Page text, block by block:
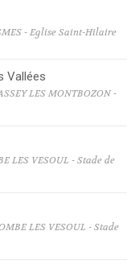
- Eglise Saint-Hilaire
Vallées
LES MONTBOZON -
LES VESOUL - Stade de
LES VESOUL - Stade